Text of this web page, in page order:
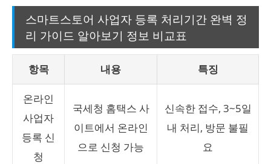
스마트스토어 사업자 등록 처리기간 완벽 정
리 가이드 알아보기 정보 비교표
항목 내용 특징
온라인
사업자
등록 신
청
국세청 홈택스 사
이트에서 온라인
으로 신청 가능
신속한 접수, 3~5일
내 처리, 방문 불필
요